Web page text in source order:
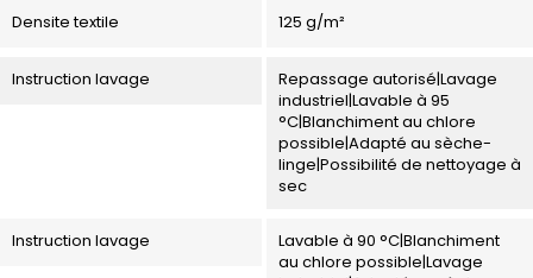
Densite textile 125 g/m²
Instruction lavage
Repassage autorisé|Lavage
industriel|Lavable à 95
°C|Blanchiment au chlore
possible|Adapté au sèche-
linge|Possibilité de nettoyage à
sec
Instruction lavage
Lavable à 90 °C|Blanchiment
au chlore possible|Lavage